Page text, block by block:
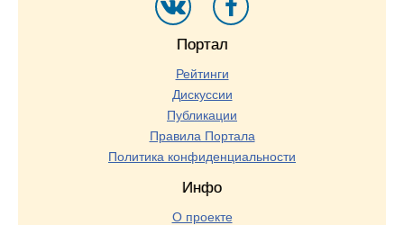
Портал
Рейтинги
Дискуссии
Публикации
Правила Портала
Политика конфиденциальности
Инфо
О проекте